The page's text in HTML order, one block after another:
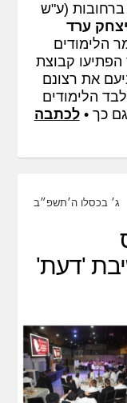
(ע"ש
יצחק ערד
הלימודים
קבוצת
את רצונם
הלימודים
גם כך •לכתבה
ג׳ בכסלו ה׳תשפ״ב
'דעת'